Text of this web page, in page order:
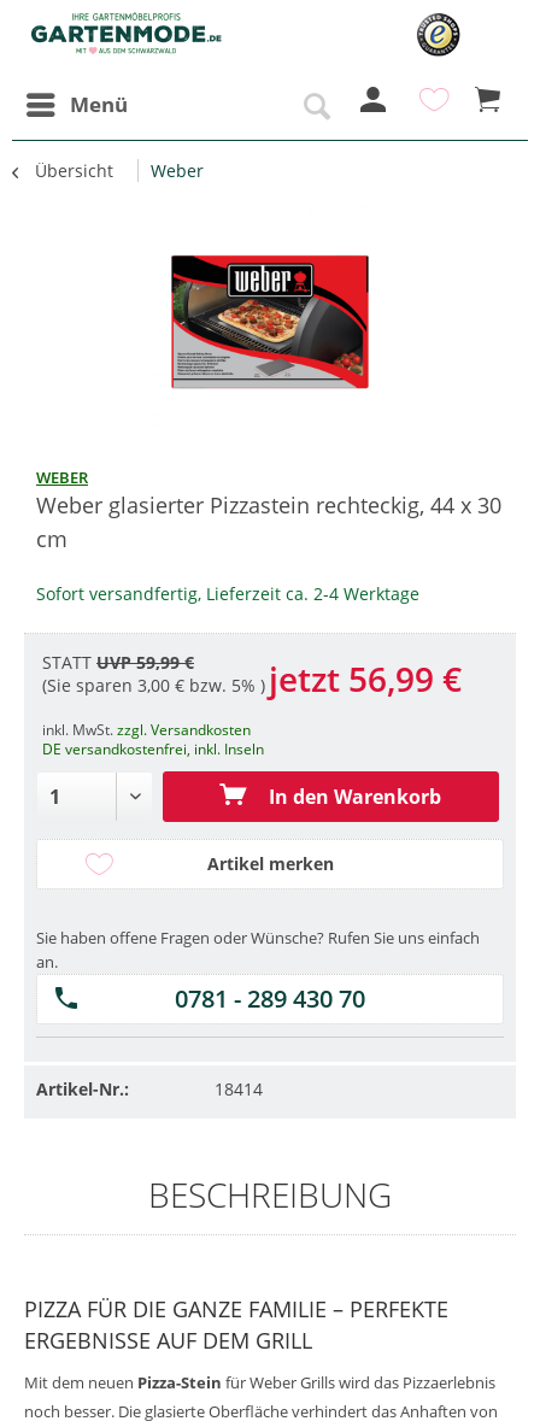
Menü
Übersicht Weber
WEBER
Weber glasierter Pizzastein rechteckig, 44 x 30
cm
Sofort versandfertig, Lieferzeit ca. 2-4 Werktage
STATT UVP 59,99 €
(Sie sparen 3,00 € bzw. 5% ) jetzt 56,99 €
inkl. MwSt.zzgl. Versandkosten
DE versandkostenfrei, inkl. Inseln
In den Warenkorb
Artikel merken
Sie haben offene Fragen oder Wünsche? Rufen Sie uns einfach
an.
0781 - 289 430 70
Artikel-Nr.: 18414
BESCHREIBUNG
PIZZA FÜR DIE GANZE FAMILIE – PERFEKTE
ERGEBNISSE AUF DEM GRILL
Mit dem neuen Pizza-Stein für Weber Grills wird das Pizzaerlebnis
noch besser. Die glasierte Oberfläche verhindert das Anhaften von